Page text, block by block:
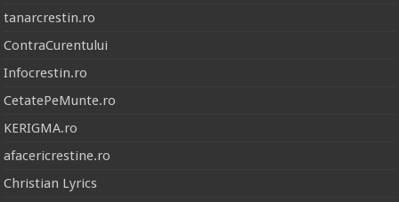
tanarcrestin.ro
ContraCurentului
Infocrestin.ro
CetatePeMunte.ro
KERIGMA.ro
afacericrestine.ro
Christian Lyrics